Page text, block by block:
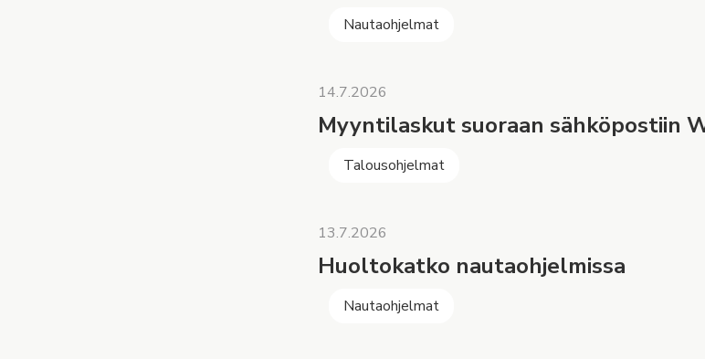
Nautaohjelmat
14.7.2026
Myyntilaskut suoraan sähköpostiin
Talousohjelmat
13.7.2026
Huoltokatko nautaohjelmissa
Nautaohjelmat